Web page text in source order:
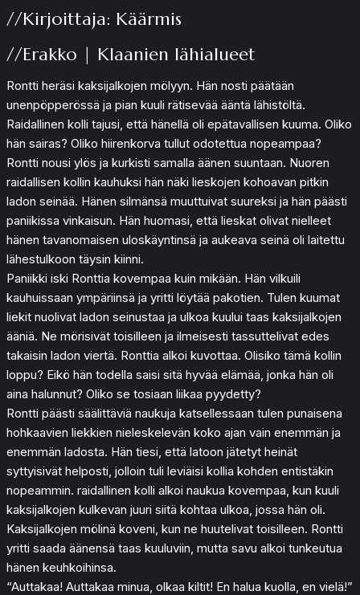
//Kirjoittaja: Käärmis
//Erakko | Klaanien lähialueet
Rontti heräsi kaksijalkojen mölyyn. Hän nosti päätään
unenpöpperössä ja pian kuuli rätisevää ääntä lähistöltä.
Raidallinen kolli tajusi, että hänellä oli epätavallisen kuuma. Oliko
hän sairas? Oliko hiirenkorva tullut odotettua nopeampaa?
Rontti nousi ylös ja kurkisti samalla äänen suuntaan. Nuoren
raidallisen kollin kauhuksi hän näki lieskojen kohoavan pitkin
ladon seinää. Hänen silmänsä muuttuivat suureksi ja hän päästi
paniikissa vinkaisun. Hän huomasi, että lieskat olivat nielleet
hänen tavanomaisen uloskäyntinsä ja aukeava seinä oli laitettu
lähestulkoon täysin kiinni.
Paniikki iski Ronttia kovempaa kuin mikään. Hän vilkuili
kauhuissaan ympäriinsä ja yritti löytää pakotien. Tulen kuumat
liekit nuolivat ladon seinustaa ja ulkoa kuului taas kaksijalkojen
ääniä. Ne mörisivät toisilleen ja ilmeisesti tassuttelivat edes
takaisin ladon viertä. Ronttia alkoi kuvottaa. Olisiko tämä kollin
loppu? Eikö hän todella saisi sitä hyvää elämää, jonka hän oli
aina halunnut? Oliko se tosiaan liikaa pyydetty?
Rontti päästi säälittäviä naukuja katsellessaan tulen punaisena
hohkaavien liekkien nieleskelevän koko ajan vain enemmän ja
enemmän ladosta. Hän tiesi, että latoon jätetyt heinät
syttyisivät helposti, jolloin tuli leviäisi kollia kohden entistäkin
nopeammin. raidallinen kolli alkoi naukua kovempaa, kun kuuli
kaksijalkojen kulkevan juuri siitä kohtaa ulkoa, jossa hän oli.
Kaksijalkojen mölinä koveni, kun ne huutelivat toisilleen. Rontti
yritti saada äänensä taas kuuluviin, mutta savu alkoi tunkeutua
hänen keuhkoihinsa.
“Auttakaa! Auttakaa minua, olkaa kiltit! En halua kuolla, en vielä!”